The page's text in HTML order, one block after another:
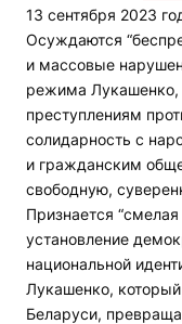
13 сентября 2023
Осуждаются
и массовые
режима Лукашенко,
преступлениям
солидарность с
и гражданским
свободную,
Признается
установление
национальной
Лукашенко,
Беларуси,